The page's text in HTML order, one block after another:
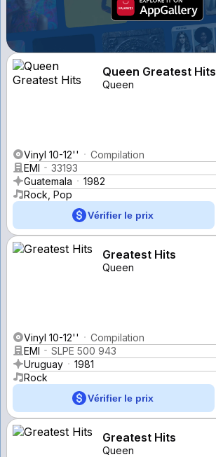
Queen Greatest Hits
Queen
Vinyl 10-12''
Compilation
EMI
33193
Guatemala
1982
Rock, Pop
Vérifier le prix
Greatest Hits
Queen
Vinyl 10-12''
Compilation
EMI
SLPE 500 943
Uruguay
1981
Rock
Vérifier le prix
Greatest Hits
Queen